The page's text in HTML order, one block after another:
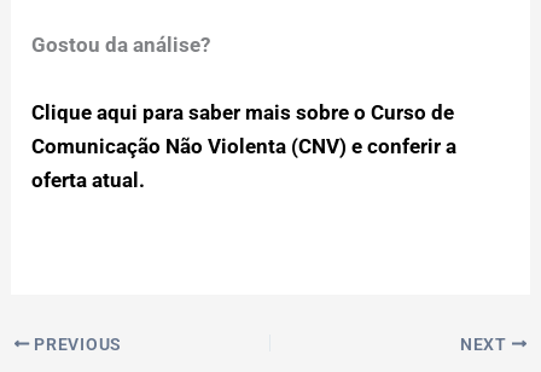
Gostou da análise?
Clique aqui para saber mais sobre o Curso de
Comunicação Não Violenta (CNV) e conferir a
oferta atual.
PREVIOUS NEXT